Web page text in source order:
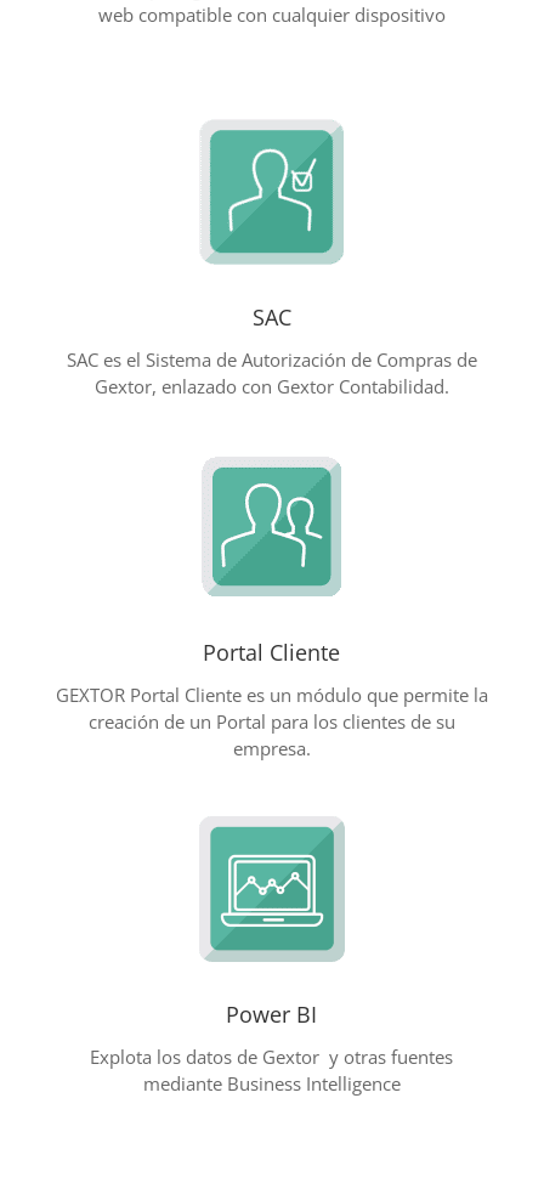
web compatible con cualquier dispositivo
SAC
SAC es el Sistema de Autorización de Compras de
Gextor, enlazado con Gextor Contabilidad.
Portal Cliente
GEXTOR Portal Cliente es un módulo que permite la
creación de un Portal para los clientes de su
empresa.
Power BI
Explota los datos de Gextor y otras fuentes
mediante Business Intelligence